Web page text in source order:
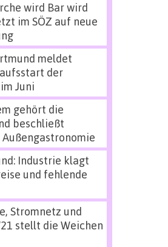
wird Bar wird
im SÖZ auf neue
meldet
der
Juni
gehört die
beschließt
Industrie klagt
und fehlende
Stromnetz und
stellt die Weichen